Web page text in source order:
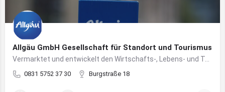
Allgäu GmbH Gesellschaft für Standort und Tourismus
0831 5752 37 30 Burgstraße 18